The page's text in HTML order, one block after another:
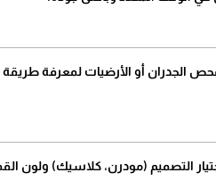
الجدران أو الأرضيات لمعرفة طريقة